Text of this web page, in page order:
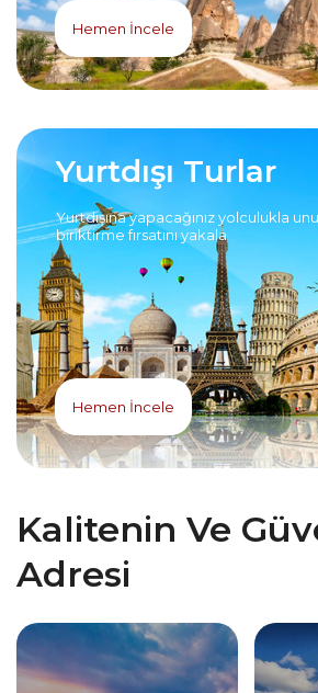
Hemen İncele
Yurtdışı Turlar
Yurtdışına yapacağınız yolculukla
biriktirme fırsatını yakala
Hemen İncele
Kalitenin Ve
Adresi